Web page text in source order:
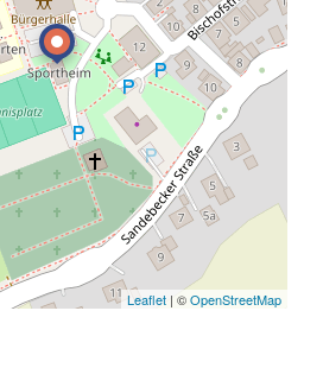
Leaflet | ©OpenStreetMap